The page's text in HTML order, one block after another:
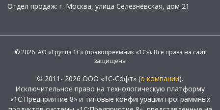
Отдел продаж: г. Москва, улица Селезнёвская, дом 21
© 2026 АО «Группа 1С» (правопреемник «1С»). Все права на сайт
защищены
© 2011- 2026 ООО «1С-Софт» (о компании).
Исключительное право на технологическую платформу
«1С:Предприятие 8» и типовые конфигурации программных